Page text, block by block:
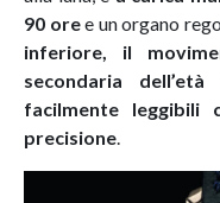
90 oree un organo
inferiore, il
secondaria
facilmente leggibili
precisione.